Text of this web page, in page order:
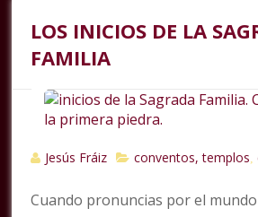
LOS INICIOS DE LA
FAMILIA
Jesús Fráiz conventos, templos ,
Cuando pronuncias por el